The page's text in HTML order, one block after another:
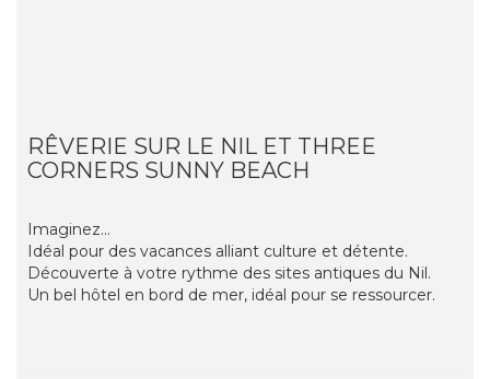
RÊVERIE SUR LE NIL ET THREE
CORNERS SUNNY BEACH
Imaginez...
Idéal pour des vacances alliant culture et détente.
Découverte à votre rythme des sites antiques du Nil.
Un bel hôtel en bord de mer, idéal pour se ressourcer.